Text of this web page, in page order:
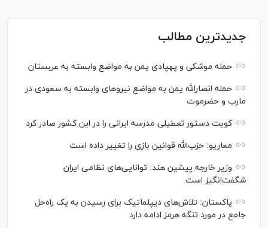
جدیدترین مطالب
حمله موشکی و پهپادی یمن به مواضع وابسته به عربستان
حمله انصارالله یمن به مواضع نیرو‌های وابسته به سعودی در
مارب و حضرموت
کویت دستور تعطیلی مدرسه ایرانی را در این کشور صادر کرد
معاریو: حزب‌الله قوانین بازی را تغییر داده است
وزیر خارجه پیشین هند: توانایی‌های نظامی ایران
شگفت‌انگیز است
پاکستان: تلاش‌های دیپلماتیک برای رسیدن به یک راه‌حل
جامع در مورد تنگه هرمز ادامه دارد